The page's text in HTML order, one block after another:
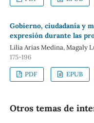
Gobierno, ciudadanía y
expresión durante las
Lilia Arias Medina, Magaly
175-196
PDF EPUB
Otros temas de